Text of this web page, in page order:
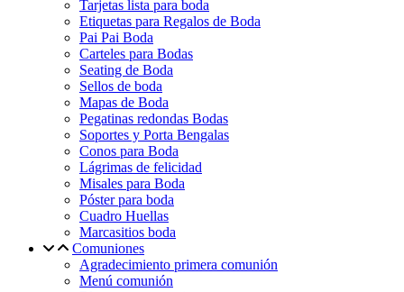
Tarjetas lista para boda
Etiquetas para Regalos de Boda
Pai Pai Boda
Carteles para Bodas
Seating de Boda
Sellos de boda
Mapas de Boda
Pegatinas redondas Bodas
Soportes y Porta Bengalas
Conos para Boda
Lágrimas de felicidad
Misales para Boda
Póster para boda
Cuadro Huellas
Marcasitios boda
Comuniones
Agradecimiento primera comunión
Menú comunión